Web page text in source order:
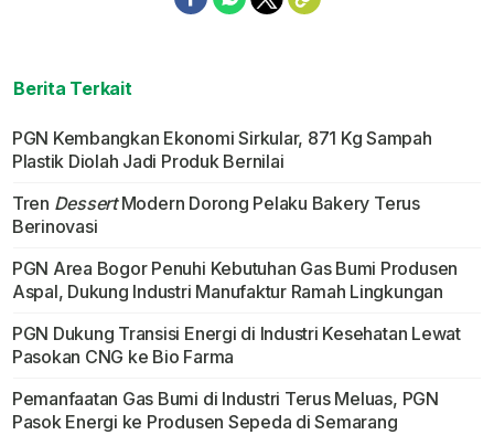
Berita Terkait
PGN Kembangkan Ekonomi Sirkular, 871 Kg Sampah
Plastik Diolah Jadi Produk Bernilai
Tren DessertModern Dorong Pelaku Bakery Terus
Berinovasi
PGN Area Bogor Penuhi Kebutuhan Gas Bumi Produsen
Aspal, Dukung Industri Manufaktur Ramah Lingkungan
PGN Dukung Transisi Energi di Industri Kesehatan Lewat
Pasokan CNG ke Bio Farma
Pemanfaatan Gas Bumi di Industri Terus Meluas, PGN
Pasok Energi ke Produsen Sepeda di Semarang